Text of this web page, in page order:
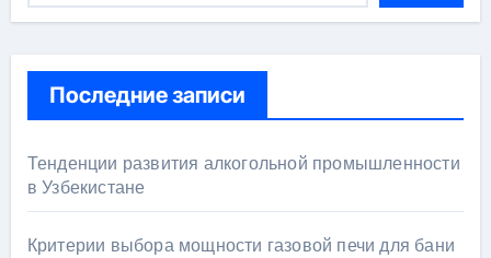
Последние записи
Тенденции развития алкогольной промышленности
в Узбекистане
Критерии выбора мощности газовой печи для бани